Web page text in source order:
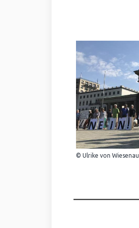
© Ulrike von Wiesenau